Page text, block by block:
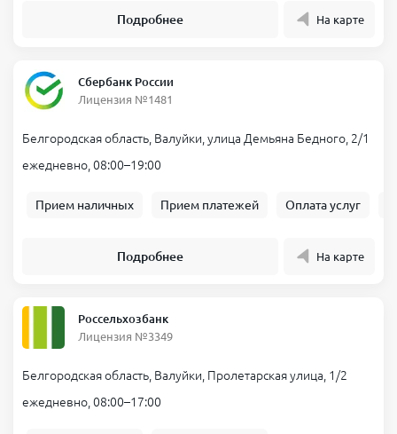
Подробнее На карте
Сбербанк России
Лицензия №1481
Белгородская область, Валуйки, улица Демьяна Бедного, 2/1
ежедневно, 08:00–19:00
Прием наличных Прием платежей Оплата услуг
Подробнее На карте
Россельхозбанк
Лицензия №3349
Белгородская область, Валуйки, Пролетарская улица, 1/2
ежедневно, 08:00–17:00